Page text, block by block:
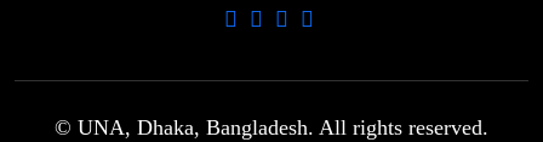
আ.লীগ ও বিএনপির বিরুদ্ধে সমানভাবে
ঢাবিতে মাথায় কাঁঠাল পড়ে মালির মৃত্যু
© UNA, Dhaka, Bangladesh. All rights reserved.